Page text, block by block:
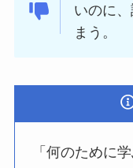
いのに
まう。
「何のために